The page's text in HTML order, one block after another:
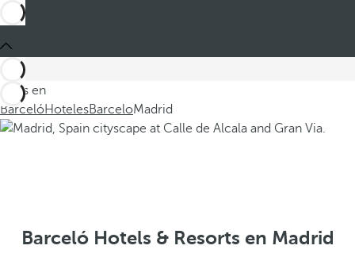
Estás en
BarcelóHotelesBarceloMadrid
Barceló Hotels & Resorts en Madrid